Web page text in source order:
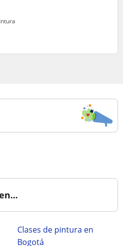
Clases de pintura en
Bogotá